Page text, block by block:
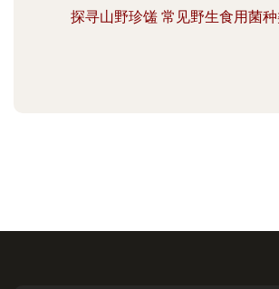
探寻山野珍馐 常见野生食用菌